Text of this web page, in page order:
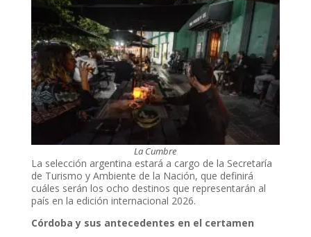
La Cumbre
La selección argentina estará a cargo de la Secretaría
de Turismo y Ambiente de la Nación, que definirá
cuáles serán los ocho destinos que representarán al
país en la edición internacional 2026.
Córdoba y sus antecedentes en el certamen